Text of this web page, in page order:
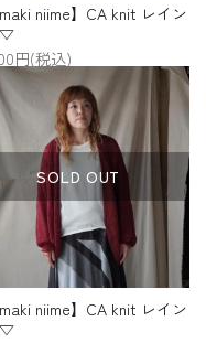
niime】CA knit レイン
▽
円(税込)
SOLD OUT
niime】CA knit レイン
▽